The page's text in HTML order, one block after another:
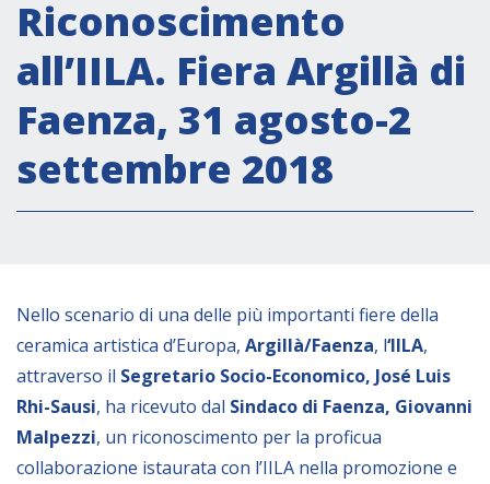
Segreteria Culturale
Segreteria Socio-economica
Segreteria Tecnico scientifica
Forum PMI
Partnership
COOPERAZIONE
Patrimonio culturale
Riconoscimento
all’IILA. Fiera Argillà di
Faenza, 31 agosto-2
settembre 2018
Nello scenario di una delle più importanti fiere della
ceramica artistica d’Europa, Argillà/Faenza, l‘IILA,
attraverso il Segretario Socio-Economico, José Luis
Rhi-Sausi, ha ricevuto dal Sindaco di Faenza, Giovanni
Malpezzi, un riconoscimento per la proficua
collaborazione istaurata con l’IILA nella promozione e